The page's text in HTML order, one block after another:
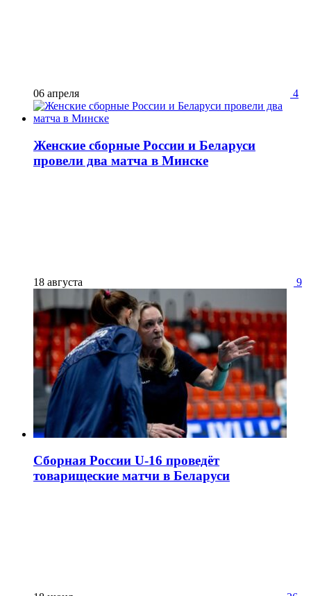
06 апреля 4
Женские сборные России и Беларуси
провели два матча в Минске
18 августа 9
Сборная России U-16 проведёт
товарищеские матчи в Беларуси